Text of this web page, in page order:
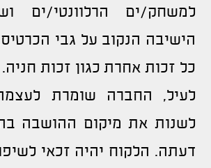
למשחק/ים הרלוונטי/ים
הישיבה הנקוב על גבי
כל זכות אחרת כגון זכות
לעיל, החברה שומרת
לשנות את מיקום ההושבה
דעתה. הלקוח יהיה זכאי